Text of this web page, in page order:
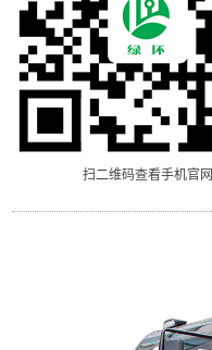
扫二维码查看手机官网